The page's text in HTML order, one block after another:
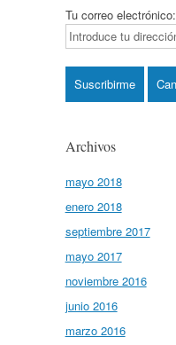
Tu correo electrónico:
Archivos
mayo 2018
enero 2018
septiembre 2017
mayo 2017
noviembre 2016
junio 2016
marzo 2016